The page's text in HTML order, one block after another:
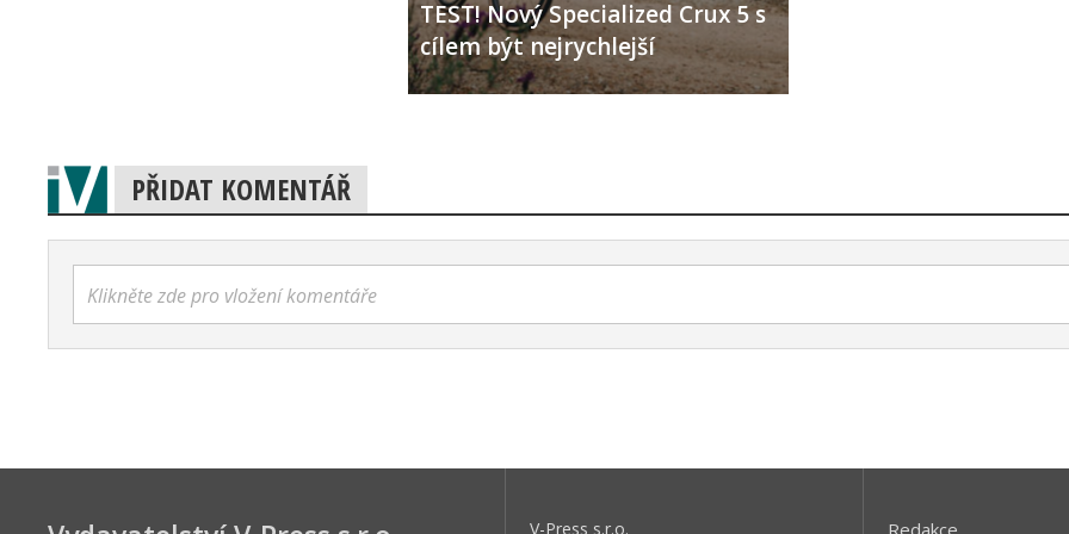
TEST! Nový Specialized Crux 5 s
cílem být nejrychlejší
PŘIDAT KOMENTÁŘ
Klikněte zde pro vložení komentáře
V-Press s.r.o. Redakce